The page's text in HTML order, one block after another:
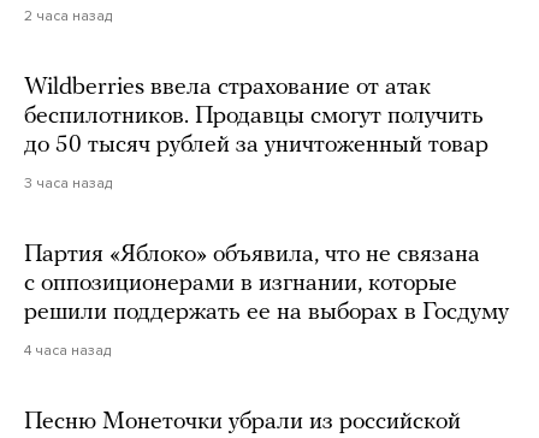
2 часа назад
Wildberries ввела страхование от атак
беспилотников. Продавцы смогут получить
до 50 тысяч рублей за уничтоженный товар
3 часа назад
Партия «Яблоко» объявила, что не связана
с оппозиционерами в изгнании, которые
решили поддержать ее на выборах в Госдуму
4 часа назад
Песню Монеточки убрали из российской